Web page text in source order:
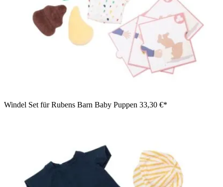
Windel Set für Rubens Barn Baby Puppen 33,30 €*